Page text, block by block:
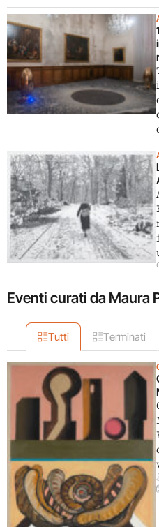
Eventi curati da Maura
Tutti Terminati